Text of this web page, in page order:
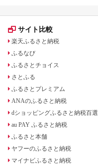
サイト比較
楽天ふるさと納税
ふるなび
ふるさとチョイス
さとふる
ふるさとプレミアム
ANAのふるさと納税
dショッピングふるさと納税百選
au PAY ふるさと納税
ふるさと本舗
ヤフーのふるさと納税
マイナビふるさと納税